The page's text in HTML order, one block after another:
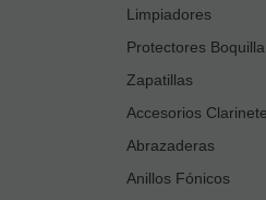
Limpiadores
Protectores Boquilla
Zapatillas
Accesorios
Abrazaderas
Anillos Fónicos